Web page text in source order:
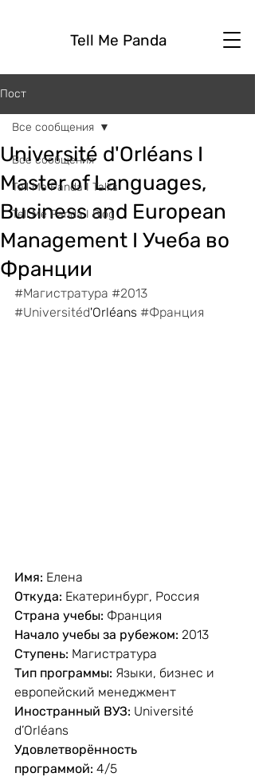
Tell Me Panda
Пост
Все сообщения
Tell Me Panda I Talks
Tell Me Panda I Blog
Все сообщения
Université d'Orléans I
Master of Languages,
Business and European
Management I Учеба во
Франции
#Магистратура #2013
#Universitéd'Orléans #Франция
Имя: Елена
Откуда: Екатеринбург, Россия
Страна учебы: Франция
Начало учебы за рубежом: 2013
Ступень: Магистратура
Тип программы: Языки, бизнес и
европейский менеджмент
Иностранный ВУЗ: Université
d’Orléans
Удовлетворённость
программой: 4/5